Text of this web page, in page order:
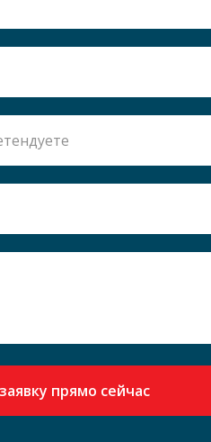
прямо сейчас